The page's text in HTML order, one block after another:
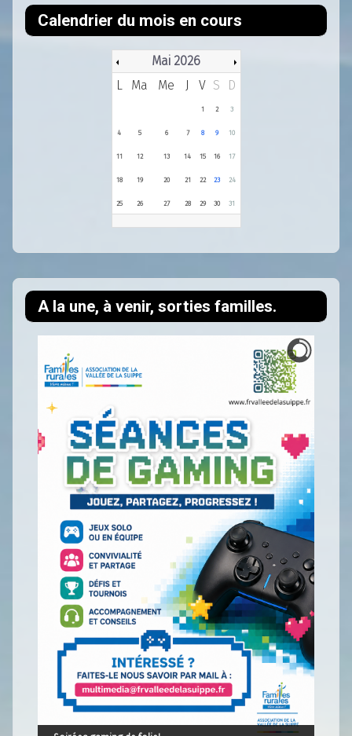
A la une, à venir, sorties familles.
Calendrier du mois en cours
Mai 2026
L
Ma Me J V S D
1 2 3
4 5 6 7 8 9 10
11 12 13 14 15 16 17
18 19 20 21 22 23 24
25 26 27 28 29 30 31